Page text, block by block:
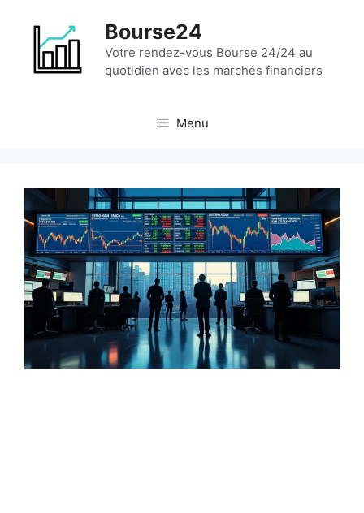
contenu
Bourse24
Votre rendez-vous Bourse 24/24 au
quotidien avec les marchés financiers
Menu